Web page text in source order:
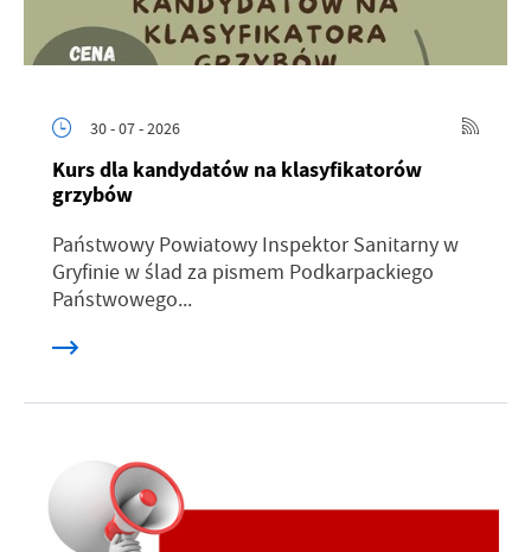
30 - 07 - 2026
Kurs dla kandydatów na klasyfikatorów
grzybów
Państwowy Powiatowy Inspektor Sanitarny w
Gryfinie w ślad za pismem Podkarpackiego
Państwowego...